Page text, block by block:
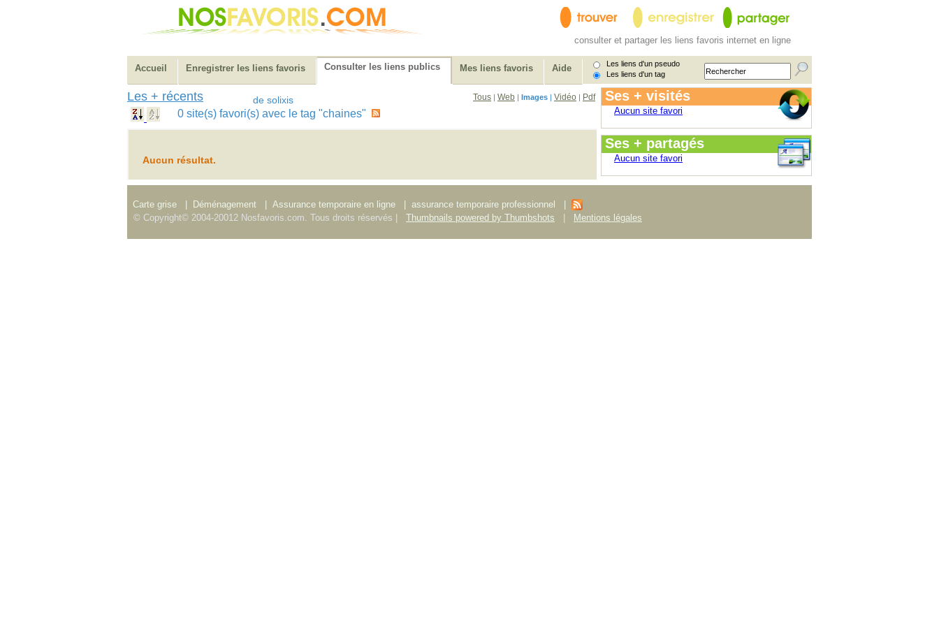
consulter et partager les liens favoris internet en ligne
Accueil Enregistrer les liens favoris Consulter les liens publics Mes liens favoris Aide
Les liens d'un pseudo
Les liens d'un tag
Les + récents de solixis Tous | Web | Images | Vidéo | Pdf
0 site(s) favori(s) avec le tag "chaines"
Aucun résultat.
Ses + visités
Aucun site favori
Ses + partagés
Aucun site favori
Carte grise Déménagement Assurance temporaire en ligne assurance temporaire professionnel
© Copyright© 2004-20012 Nosfavoris.com. Tous droits réservés |
Thumbnails powered by Thumbshots Mentions légales